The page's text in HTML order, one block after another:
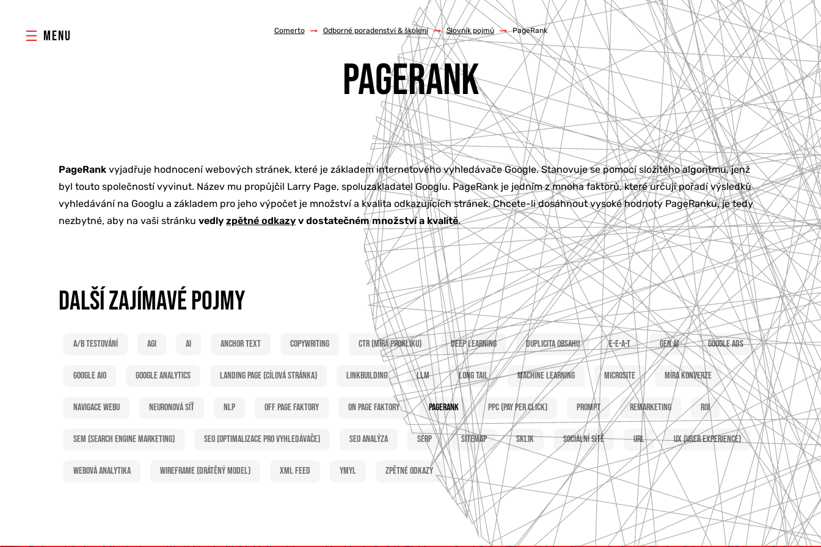
MENU Comerto / Odborné poradenství & školení / Slovník pojmů / PageRank
PAGERANK
PageRank vyjadřuje hodnocení webových stránek, které je základem internetového vyhledávače Google. Stanovuje se pomocí složitého algoritmu, jenž
byl touto společností vyvinut. Název mu propůjčil Larry Page, spoluzakladatel Googlu. PageRank je jedním z mnoha faktorů, které určují pořadí výsledků
vyhledávání na Googlu a základem pro jeho výpočet je množství a kvalita odkazujících stránek. Chcete-li dosáhnout vysoké hodnoty PageRanku, je tedy
nezbytné, aby na vaši stránku vedly zpětné odkazy v dostatečném množství a kvalitě.
DALŠÍ ZAJÍMAVÉ POJMY
A/B testování AGI AI Anchor text Copywriting CTR (míra prokliku) Deep learning Duplicita obsahu E-E-A-T Gen AI Google Ads
Google AIO Google Analytics Landing page (cílová stránka) Linkbuilding LLM Long tail Machine learning Microsite Míra konverze
Navigace webu Neuronová síť NLP Off page faktory On page faktory PageRank PPC (Pay per click) Prompt Remarketing ROI
SEM (Search Engine Marketing) SEO (optimalizace pro vyhledávače) SEO analýza SERP Sitemap Sklik Sociální sítě URL UX (user experience)
Webová analytika Wireframe (drátěný model) XML feed YMYL Zpětné odkazy